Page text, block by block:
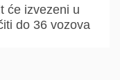
će izvezeni u
do 36 vozova